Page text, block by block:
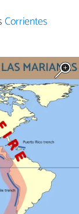
Corrientes